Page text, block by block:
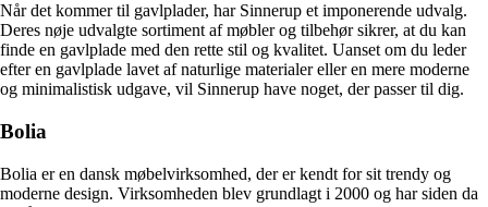
Når det kommer til gavlplader, har Sinnerup et imponerende udvalg.
Deres nøje udvalgte sortiment af møbler og tilbehør sikrer, at du kan
finde en gavlplade med den rette stil og kvalitet. Uanset om du leder
efter en gavlplade lavet af naturlige materialer eller en mere moderne
og minimalistisk udgave, vil Sinnerup have noget, der passer til dig.
Bolia
Bolia er en dansk møbelvirksomhed, der er kendt for sit trendy og
moderne design. Virksomheden blev grundlagt i 2000 og har siden da